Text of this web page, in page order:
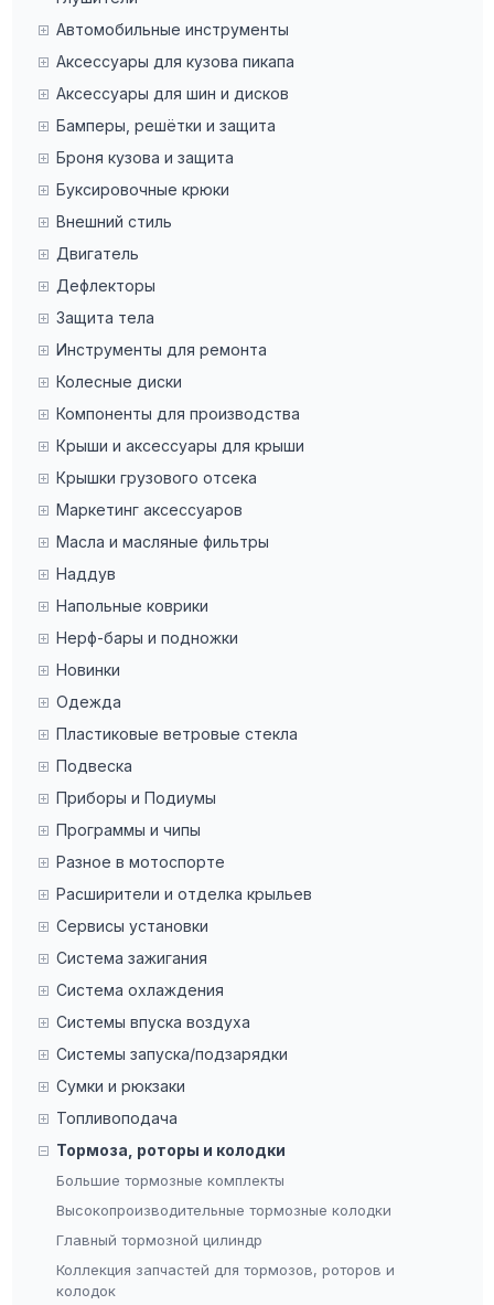
Автомобильные инструменты
Аксессуары для кузова пикапа
Аксессуары для шин и дисков
Бамперы, решётки и защита
Броня кузова и защита
Буксировочные крюки
Внешний стиль
Двигатель
Дефлекторы
Защита тела
Инструменты для ремонта
Колесные диски
Компоненты для производства
Крыши и аксессуары для крыши
Крышки грузового отсека
Маркетинг аксессуаров
Масла и масляные фильтры
Наддув
Напольные коврики
Нерф-бары и подножки
Новинки
Одежда
Пластиковые ветровые стекла
Подвеска
Приборы и Подиумы
Программы и чипы
Разное в мотоспорте
Расширители и отделка крыльев
Сервисы установки
Система зажигания
Система охлаждения
Системы впуска воздуха
Системы запуска/подзарядки
Сумки и рюкзаки
Топливоподача
Тормоза, роторы и колодки
Большие тормозные комплекты
Высокопроизводительные тормозные колодки
Главный тормозной цилиндр
Коллекция запчастей для тормозов, роторов и
колодок